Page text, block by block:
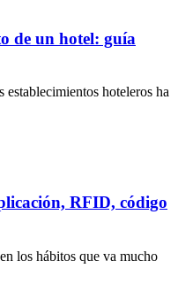
de un hotel: guía
establecimientos hoteleros ha
RFID, código
los hábitos que va mucho